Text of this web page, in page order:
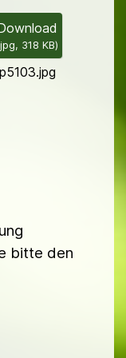
jpg, 318 KB)
p5103.jpg
bitte den